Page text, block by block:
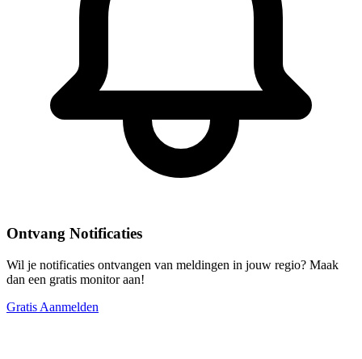
Ontvang Notificaties
Wil je notificaties ontvangen van meldingen in jouw regio? Maak
dan een gratis monitor aan!
Gratis Aanmelden